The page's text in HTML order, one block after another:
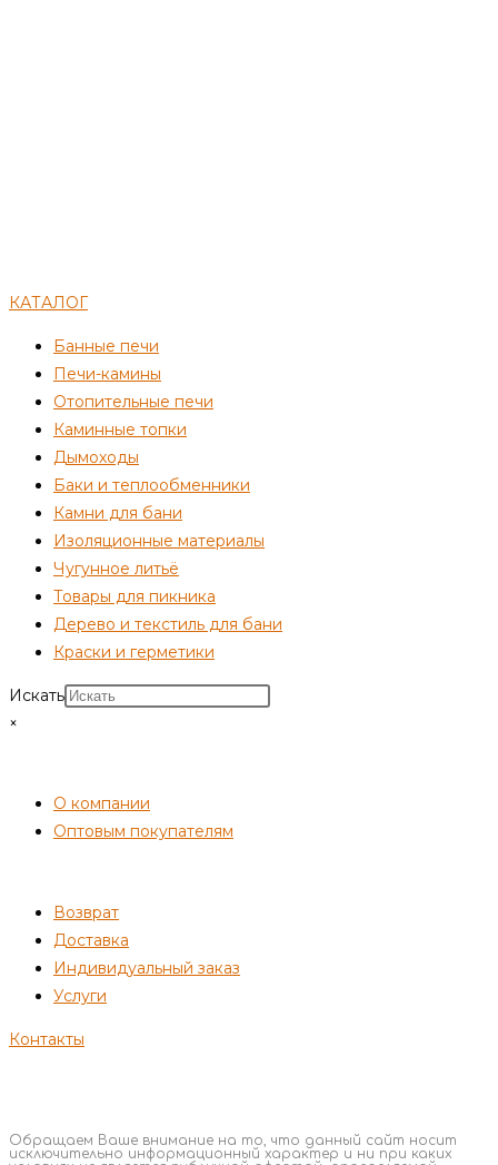
КАТАЛОГ
Банные печи
Печи-камины
Отопительные печи
Каминные топки
Дымоходы
Баки и теплообменники
Камни для бани
Изоляционные материалы
Чугунное литьё
Товары для пикника
Дерево и текстиль для бани
Краски и герметики
Искать
×
О компании
Оптовым покупателям
Возврат
Доставка
Индивидуальный заказ
Услуги
Контакты
Обращаем Ваше внимание на то, что данный сайт носит
исключительно информационный характер и ни при каких